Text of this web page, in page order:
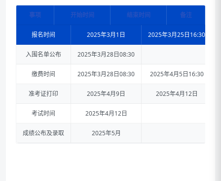
事项 开始时间 结束时间 备注
报名时间 2025年3月1日 2025年3月25日16:30
入围名单公布 2025年3月28日08:30
缴费时间 2025年3月28日08:30 2025年4月5日16:30
准考证打印 2025年4月9日 2025年4月12日
考试时间 2025年4月12日
成绩公布及录取 2025年5月